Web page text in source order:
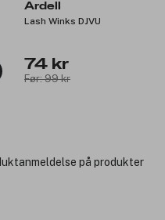
Ardell
Lash Winks DJVU
74 kr
Før: 99 kr
på produkter